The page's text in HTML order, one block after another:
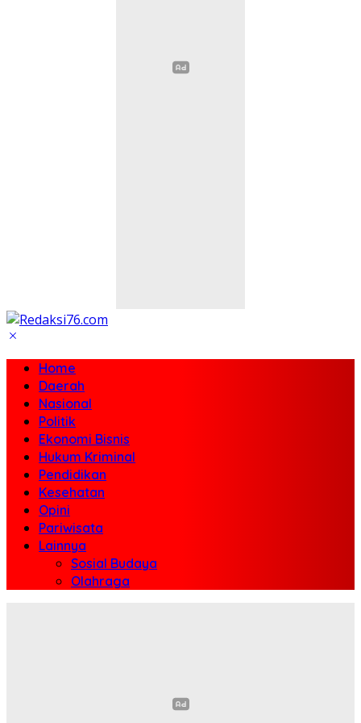
Home
Daerah
Nasional
Politik
Ekonomi Bisnis
Hukum Kriminal
Pendidikan
Kesehatan
Opini
Pariwisata
Lainnya
Sosial Budaya
Olahraga